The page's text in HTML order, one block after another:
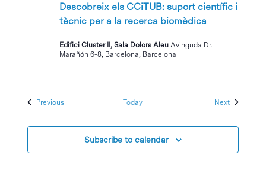
Descobreix els CCiTUB: suport científic i
tècnic per a la recerca biomèdica
Edifici Cluster II, Sala Dolors Aleu Avinguda Dr.
Marañón 6-8, Barcelona, Barcelona
PreviousEvents Today NextEvents
Subscribe to calendar